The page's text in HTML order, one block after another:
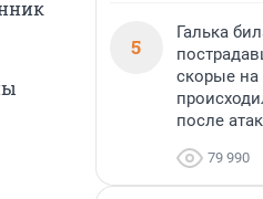
5
Галька
скорые на
после
79 990